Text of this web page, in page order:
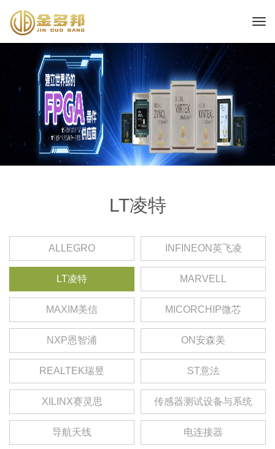
LT凌特
ALLEGRO INFINEON英飞凌
LT凌特 MARVELL
MAXIM美信 MICORCHIP微芯
NXP恩智浦 ON安森美
REALTEK瑞昱 ST意法
XILINX赛灵思 传感器测试设备与系统
导航天线 电连接器